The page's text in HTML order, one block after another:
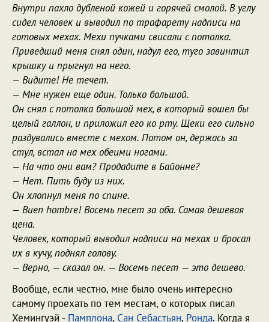
Внутри пахло дубленой кожей и горячей смолой. В углу
сидел человек и выводил по трафарету надписи на
готовых мехах. Мехи пучками свисали с потолка.
Приведший меня снял один, надул его, туго завинтил
крышку и прыгнул на него.
— Видите! Не течет.
— Мне нужен еще один. Только большой.
Он снял с потолка большой мех, в который вошел бы
целый галлон, и приложил его ко рту. Щеки его сильно
раздувались вместе с мехом. Потом он, держась за
стул, встал на мех обеими ногами.
— На что они вам? Продадите в Байонне?
— Нет. Пить буду из них.
Он хлопнул меня по спине.
— Buen hombre! Восемь песет за оба. Самая дешевая
цена.
Человек, который выводил надписи на мехах и бросал
их в кучу, поднял голову.
— Верно, — сказал он. — Восемь песет — это дешево.
Вообще, если честно, мне было очень интересно
самому проехать по тем местам, о которых писал
Хемингуэй - Памплона, Сан Себастьян, Ронда. Когда я